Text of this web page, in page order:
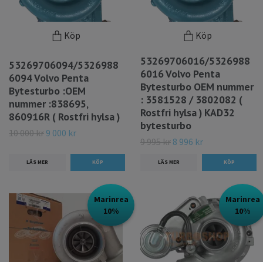
Köp
53269706094/5326988
6094 Volvo Penta
Bytesturbo :OEM
nummer :838695,
860916R ( Rostfri hylsa )
10 000 kr 9 000 kr
LÄS MER
Köp
53269706016/5326988
6016 Volvo Penta
Bytesturbo OEM nummer
: 3581528 / 3802082 (
Rostfri hylsa ) KAD32
bytesturbo
9 995 kr 8 996 kr
LÄS MER
Marinrea
10%
Marinrea
10%